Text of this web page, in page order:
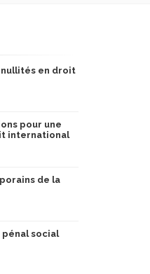
en droit
pour une
international
de la
social